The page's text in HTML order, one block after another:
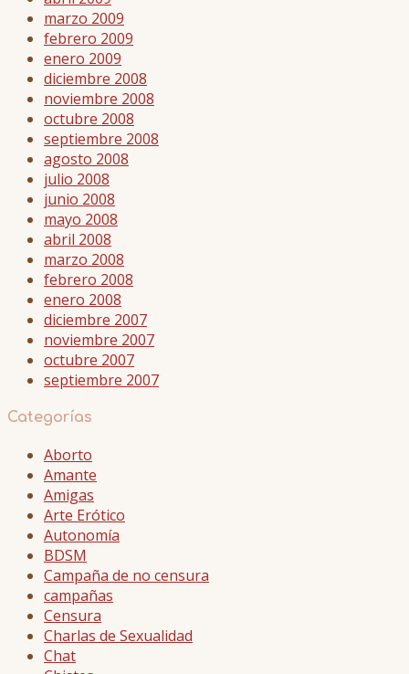
marzo 2009
febrero 2009
enero 2009
diciembre 2008
noviembre 2008
octubre 2008
septiembre 2008
agosto 2008
julio 2008
junio 2008
mayo 2008
abril 2008
marzo 2008
febrero 2008
enero 2008
diciembre 2007
noviembre 2007
octubre 2007
septiembre 2007
Categorías
Aborto
Amante
Amigas
Arte Erótico
Autonomía
BDSM
Campaña de no censura
campañas
Censura
Charlas de Sexualidad
Chat